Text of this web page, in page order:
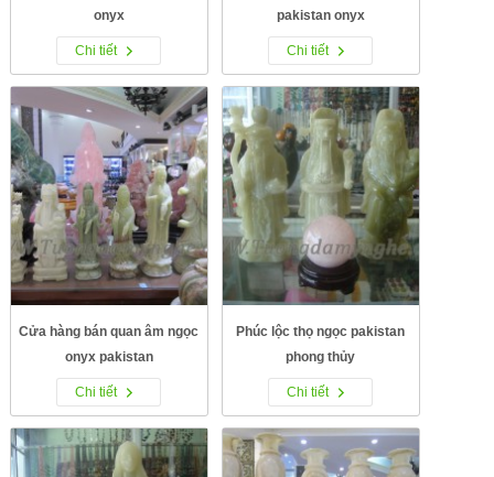
onyx
Chi tiết
pakistan onyx
Chi tiết
Cửa hàng bán quan âm ngọc
onyx pakistan
Chi tiết
Phúc lộc thọ ngọc pakistan
phong thủy
Chi tiết